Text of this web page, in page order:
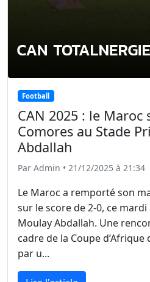
Football
CAN 2025 : le Maroc
Comores au Stade
Abdallah
Par Admin • 21/12/2025 à 21:34
Le Maroc a remporté son
sur le score de 2-0, ce
Moulay Abdallah. Une
cadre de la Coupe
par u...